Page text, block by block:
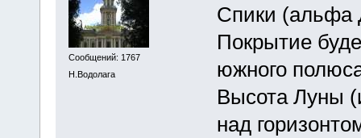
Сообщений: 1767
Н.Водолага
Спики (альфа
Покрытие
южного
Высота Луны
над